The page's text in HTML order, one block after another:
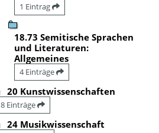
1 Eintrag
18.73 Semitische Sprachen
und Literaturen:
Allgemeines
4 Einträge
20 Kunstwissenschaften
8 Einträge
24 Musikwissenschaft